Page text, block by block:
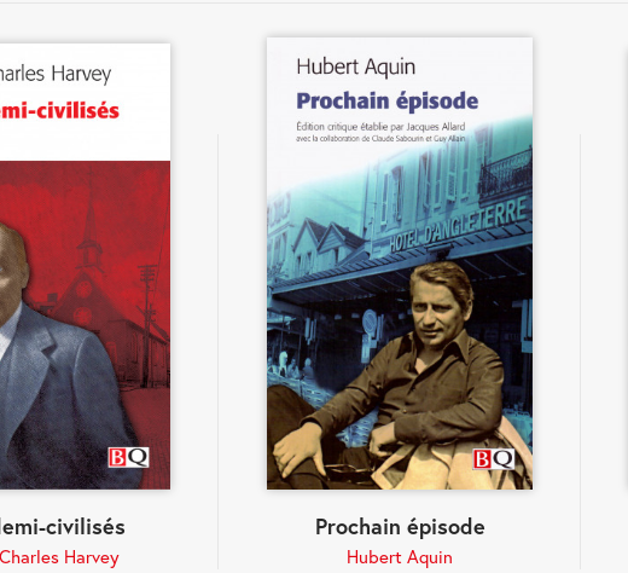
civilisés
Harvey
Prochain épisode
Hubert Aquin